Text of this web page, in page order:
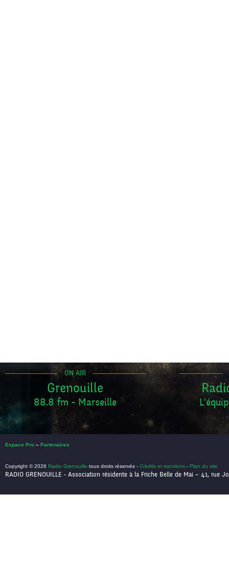
ON AIR
Grenouille
88.8 fm - Marseille
Espace Pro – Partenaires
Copyright © 2026 Radio Grenouille tous droits réservés - Crédits et mentions - Plan du site
RADIO GRENOUILLE - Association résidente à la Friche Belle de Mai – 41, rue